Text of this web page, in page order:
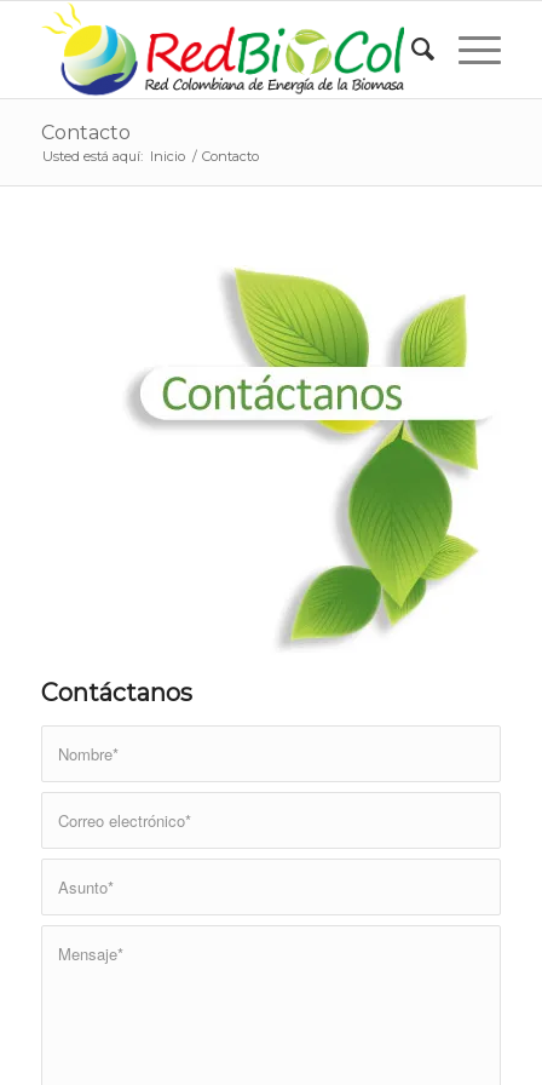
Contacto
Usted está aquí: Inicio / Contacto
Contáctanos